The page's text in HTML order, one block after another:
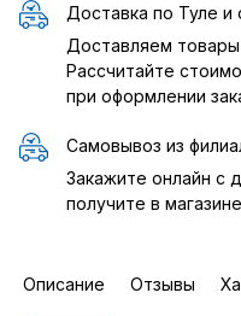
Доставка по Туле и
Доставляем товары
Рассчитайте
при оформлении
Самовывоз из
Закажите онлайн с
получите в
Описание Отзывы